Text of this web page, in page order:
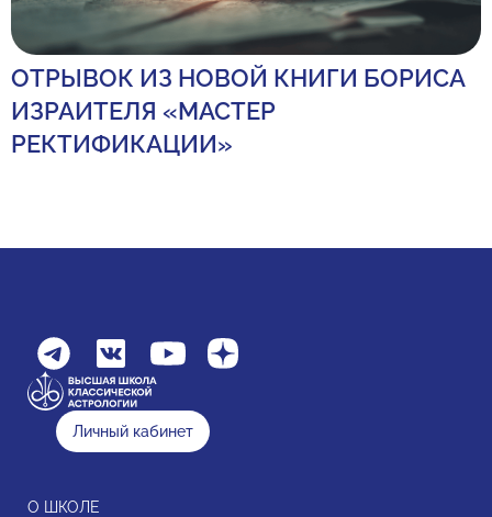
ОТРЫВОК ИЗ НОВОЙ КНИГИ БОРИСА
ИЗРАИТЕЛЯ «МАСТЕР
РЕКТИФИКАЦИИ»
Личный кабинет
О ШКОЛЕ